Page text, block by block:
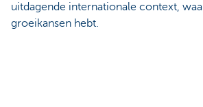
uitdagende internationale context,
groeikansen hebt.